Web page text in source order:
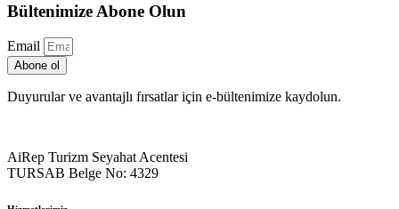
Bültenimize Abone Olun
Email
Abone ol
Duyurular ve avantajlı fırsatlar için e-bültenimize kaydolun.
AiRep Turizm Seyahat Acentesi
TURSAB Belge No: 4329